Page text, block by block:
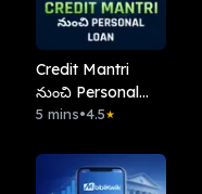
Credit Mantri
నుంచి Personal
Loan
5 mins•4.5★